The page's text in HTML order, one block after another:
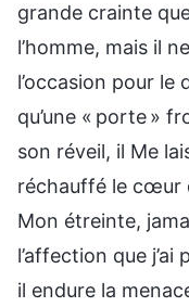
grande crainte
l’homme, mais il
l’occasion pour
qu’une « porte »
son réveil, il Me
réchauffé le cœur
Mon étreinte,
l’affection que
il endure la